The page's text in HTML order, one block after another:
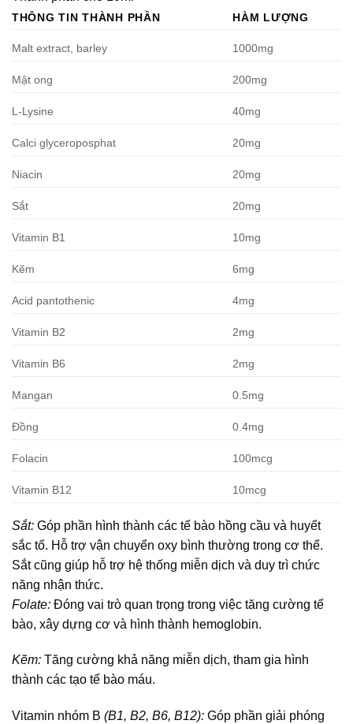
THÔNG TIN THÀNH PHẦN HÀM LƯỢNG
Malt extract, barley 1000mg
Mật ong 200mg
L-Lysine 40mg
Calci glyceroposphat 20mg
Niacin 20mg
Sắt 20mg
Vitamin B1 10mg
Kẽm 6mg
Acid pantothenic 4mg
Vitamin B2 2mg
Vitamin B6 2mg
Mangan 0.5mg
Đồng 0.4mg
Folacin 100mcg
Vitamin B12 10mcg
Sắt: Góp phần hình thành các tế bào hồng cầu và huyết
sắc tố. Hỗ trợ vận chuyển oxy bình thường trong cơ thể.
Sắt cũng giúp hỗ trợ hệ thống miễn dịch và duy trì chức
năng nhận thức.
Folate: Đóng vai trò quan trọng trong việc tăng cường tế
bào, xây dựng cơ và hình thành hemoglobin.
Kẽm: Tăng cường khả năng miễn dịch, tham gia hình
thành các tạo tế bào máu.
Vitamin nhóm B (B1, B2, B6, B12): Góp phần giải phóng